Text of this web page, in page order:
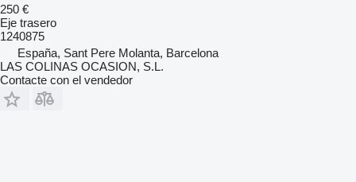
250 €
Eje trasero
1240875
España, Sant Pere Molanta, Barcelona
LAS COLINAS OCASION, S.L.
Contacte con el vendedor